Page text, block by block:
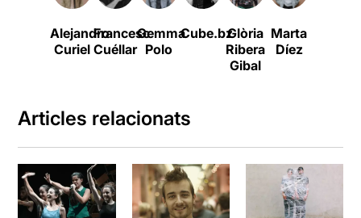
Alejandro
Curiel
Francesc
Cuéllar
Gemma
Polo
Cube.bzGlòria
Ribera
Gibal
Marta
Díez
Articles relacionats